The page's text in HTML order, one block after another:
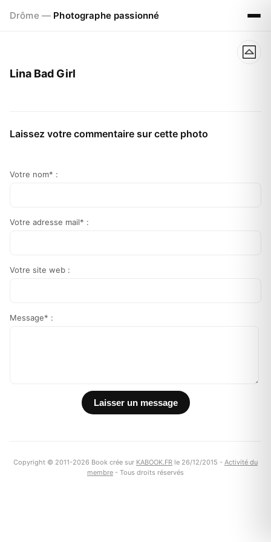
Drôme — Photographe passionné
Lina Bad Girl
Laissez votre commentaire sur cette photo
Votre nom* :
Votre adresse mail* :
Votre site web :
Message* :
Copyright © 2011-2026 Book crée sur KABOOK.FR le 26/12/2015 - Activité du
membre - Tous droits réservés